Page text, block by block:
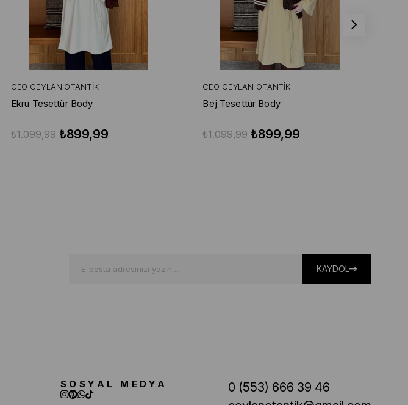
CEO CEYLAN OTANTIK
Ekru Tesettür Body
₺899,99
₺1.099,99
CEO CEYLAN OTANTIK
Bej Tesettür Body
₺899,99
₺1.099,99
KAYDOL
SOSYAL MEDYA
0 (553) 666 39 46